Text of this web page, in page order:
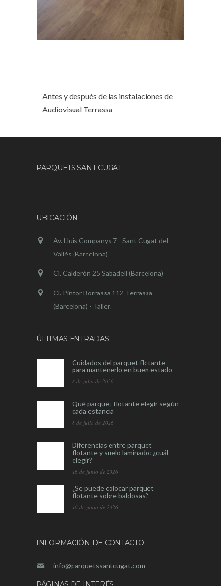
Antes y después de las instalaciones de
Audiovisual Terrassa
PARQUETS SANT CUGAT
UBICACIÓN
Av. Lluis Companys 7 - Sant Cugat del
Vallés (Barcelona)
Cl. Calderón 25 Sabadell (Barcelona)
Cl. Pintor Borrassa 112 Terrassa
(Barcelona) - Taller.
ÚLTIMAS ENTRADAS
Cuidados del parquet flotante
para mantenerlo en buen estado
8 de julio de 2026
Qué parquet flotante elegir según
cada estancia
8 de julio de 2026
Diferencias entre parquet
flotante y suelo laminado: ¿cuál
elegir?
16 de junio de 2026
¿Se puede colocar parquet
flotante sobre baldosas?
16 de junio de 2026
INFORMACIÓN DE CONTACTO
info@parquetssantcugat.com
PÁGINAS DE INTERÉS